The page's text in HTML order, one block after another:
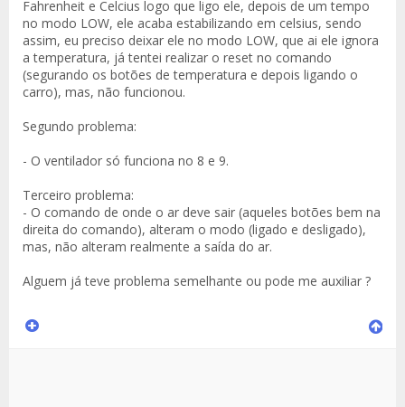
Fahrenheit e Celcius logo que ligo ele, depois de um tempo
no modo LOW, ele acaba estabilizando em celsius, sendo
assim, eu preciso deixar ele no modo LOW, que ai ele ignora
a temperatura, já tentei realizar o reset no comando
(segurando os botões de temperatura e depois ligando o
carro), mas, não funcionou.
Segundo problema:
- O ventilador só funciona no 8 e 9.
Terceiro problema:
- O comando de onde o ar deve sair (aqueles botões bem na
direita do comando), alteram o modo (ligado e desligado),
mas, não alteram realmente a saída do ar.
Alguem já teve problema semelhante ou pode me auxiliar ?